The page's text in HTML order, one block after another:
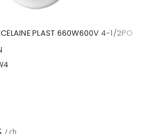
PLAST 660W600V 4-1/2PO
/ ch